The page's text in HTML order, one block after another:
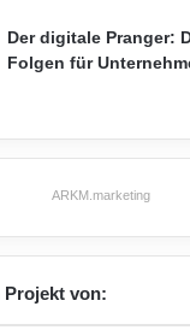
Der digitale Pranger:
Folgen für
ARKM.marketing
Projekt von: